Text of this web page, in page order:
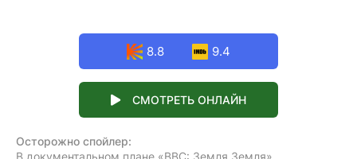
8.8 9.4
СМОТРЕТЬ ОНЛАЙН
Осторожно спойлер:
В документальном плане «BBC: Земля Земля»